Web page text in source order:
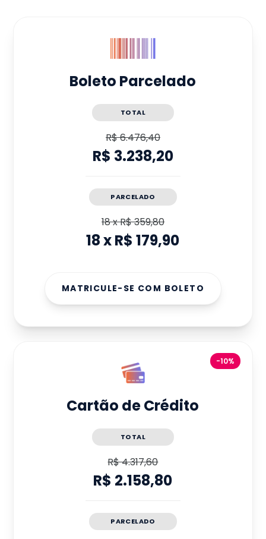
Boleto Parcelado
TOTAL
R$ 6.476,40
R$ 3.238,20
PARCELADO
18xR$ 359,80
18xR$ 179,90
MATRICULE-SE COM BOLETO
-10%
Cartão de Crédito
TOTAL
R$ 4.317,60
R$ 2.158,80
PARCELADO